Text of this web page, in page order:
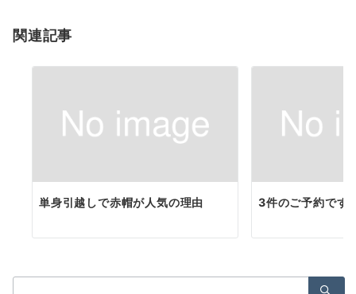
ン
関連記事
単身引越しで赤帽が人気の理由 3件のご予約です